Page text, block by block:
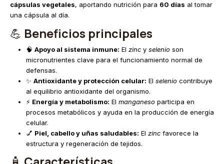
cápsulas vegetales, aportando nutrición para 60 días al tomar
una cápsula al día.
💪 Beneficios principales
🧠 Apoyo al sistema inmune: El zincy selenioson
micronutrientes clave para el funcionamiento normal de
defensas.
✨ Antioxidante y protección celular: El seleniocontribuye
al equilibrio antioxidante del organismo.
⚡ Energía y metabolismo: El manganesoparticipa en
procesos metabólicos y ayuda en la producción de energía
celular.
💅 Piel, cabello y uñas saludables: El zincfavorece la
estructura y regeneración de tejidos.